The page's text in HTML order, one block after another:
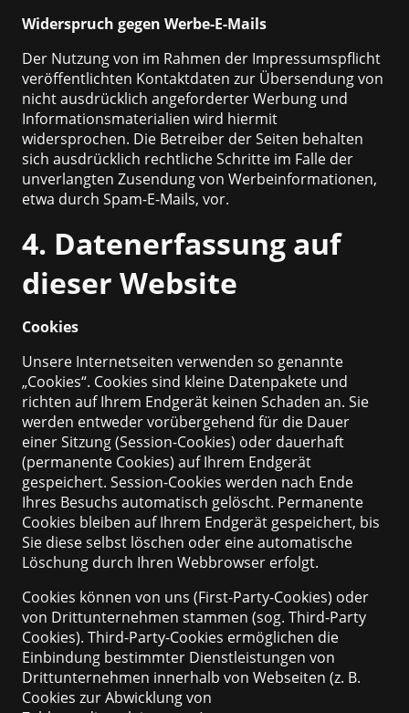
Widerspruch gegen Werbe-E-Mails
Der Nutzung von im Rahmen der Impressumspflicht
veröffentlichten Kontaktdaten zur Übersendung von
nicht ausdrücklich angeforderter Werbung und
Informationsmaterialien wird hiermit
widersprochen. Die Betreiber der Seiten behalten
sich ausdrücklich rechtliche Schritte im Falle der
unverlangten Zusendung von Werbeinformationen,
etwa durch Spam-E-Mails, vor.
4. Datenerfassung auf
dieser Website
Cookies
Unsere Internetseiten verwenden so genannte
„Cookies“. Cookies sind kleine Datenpakete und
richten auf Ihrem Endgerät keinen Schaden an. Sie
werden entweder vorübergehend für die Dauer
einer Sitzung (Session-Cookies) oder dauerhaft
(permanente Cookies) auf Ihrem Endgerät
gespeichert. Session-Cookies werden nach Ende
Ihres Besuchs automatisch gelöscht. Permanente
Cookies bleiben auf Ihrem Endgerät gespeichert, bis
Sie diese selbst löschen oder eine automatische
Löschung durch Ihren Webbrowser erfolgt.
Cookies können von uns (First-Party-Cookies) oder
von Drittunternehmen stammen (sog. Third-Party
Cookies). Third-Party-Cookies ermöglichen die
Einbindung bestimmter Dienstleistungen von
Drittunternehmen innerhalb von Webseiten (z. B.
Cookies zur Abwicklung von